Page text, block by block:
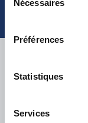
Nécessaires
Préférences
Statistiques
Services
PETITS COLIS :